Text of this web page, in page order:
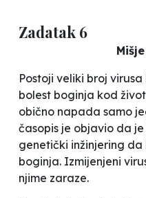
Zadatak 6
Postoji veliki broj
bolest boginja kod
obično napada samo
časopis je objavio da
genetički inžinjering
boginja. Izmijenjeni
njime zaraze.